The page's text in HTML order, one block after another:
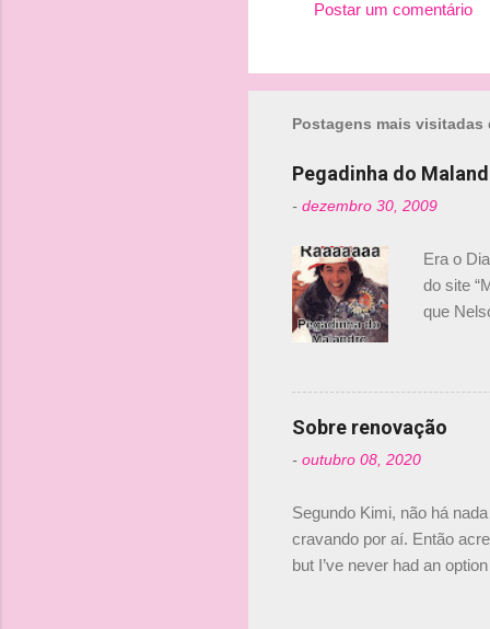
á
r
o
s
Postar um comentário
Postagens mais visitadas
Pegadinha do
- dezembro 30, 2009
Era o
do site
que
verdade,
Senna,
Sobre renovação
- outubro 08, 2020
Segundo Kimi, não há
cravando por aí. Então
but I’ve never had an
falando sobre o fato do